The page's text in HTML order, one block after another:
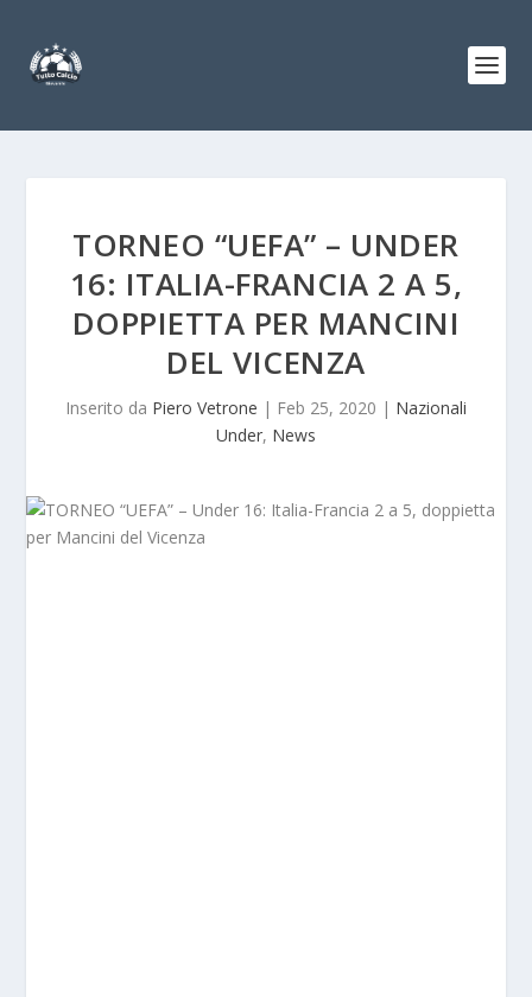
TORNEO “UEFA” – UNDER
16: ITALIA-FRANCIA 2 A 5,
DOPPIETTA PER MANCINI
DEL VICENZA
Inserito da Piero Vetrone | Feb 25, 2020 | Nazionali
Under, News